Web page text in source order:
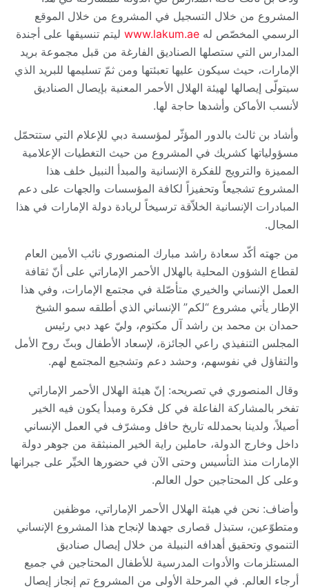
المشروع من خلال التسجيل في المشروع من خلال الموقع
الرسمي المخصّص له www.lakum.ae ليتم تنسيقها على أجندة
المدارس التي ستصلها الصناديق الفارغة من قبل مجموعة بريد
الإمارات، حيث سيكون عليها تعبئتها ومن ثمّ تسليمها للبريد الذي
سيتولّى إيصالها لهيئة الهلال الأحمر المعنية بإيصال الصناديق
لأنسب الأماكن وأشدها حاجة لها.
وأشاد بن ثالث بالدور المؤثّر لمؤسسة دبي للإعلام التي ستتحمّل
مسؤولياتها كشريك في المشروع من حيث التغطيات الإعلامية
المميزة والترويج للفكرة الإنسانية والمبدأ النبيل خلف هذا
المشروع تشجيعاً وتحفيزاً لكافة المؤسسات والجهات على دعم
المبادرات الإنسانية الخلاّقة ترسيخاً لريادة دولة الإمارات في هذا
المجال.
من جهته أكّد سعادة راشد مبارك المنصوري نائب الأمين العام
لقطاع الشؤون المحلية بالهلال الأحمر الإماراتي على أنّ ثقافة
العمل الإنساني والخيري متأصّلة في مجتمع الإمارات، وفي هذا
الإطار يأتي مشروع “لكم” الإنساني الذي أطلقه سمو الشيخ
حمدان بن محمد بن راشد آل مكتوم، وليّ عهد دبي رئيس
المجلس التنفيذي راعي الجائزة، لإسعاد الأطفال وبثّ روح الأمل
والتفاؤل في نفوسهم، وحشد دعم وتشجيع المجتمع لهم.
وقال المنصوري في تصريحه: إنّ هيئة الهلال الأحمر الإماراتي
تفخر بالمشاركة الفاعلة في كل فكرة ومبدأ يكون فيه الخير
أصيلاً، ولدينا بحمدلله تاريخ حافل ومشرّف في العمل الإنساني
داخل وخارج الدولة، حاملين راية الخير المنبثقة من جوهر دولة
الإمارات منذ التأسيس وحتى الآن في حضورها الخيِّر على جيرانها
وعلى كل المحتاجين حول العالم.
وأضاف: نحن في هيئة الهلال الأحمر الإماراتي، موظفين
ومتطوّعين، ستبذل قصارى جهدها لإنجاح هذا المشروع الإنساني
التنموي وتحقيق أهدافه النبيلة من خلال إيصال صناديق
المستلزمات والأدوات المدرسية للأطفال المحتاجين في جميع
أرجاء العالم. في المرحلة الأولى من المشروع تم إنجاز إيصال